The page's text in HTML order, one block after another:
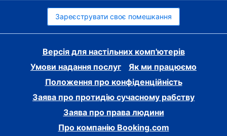
Зареєструвати своє помешкання
Версія для настільних комп'ютерів
Умови надання послуг
Як ми працюємо
Положення про конфіденційність
Заява про протидію сучасному рабству
Заява про права людини
Про компанію Booking.com